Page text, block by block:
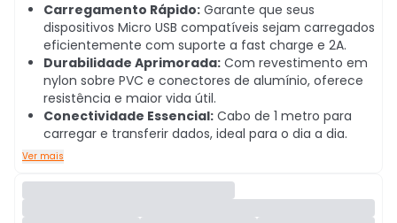
Carregamento Rápido: Garante que seus
dispositivos Micro USB compatíveis sejam carregados
eficientemente com suporte a fast charge e 2A.
Durabilidade Aprimorada: Com revestimento em
nylon sobre PVC e conectores de alumínio, oferece
resistência e maior vida útil.
Conectividade Essencial: Cabo de 1 metro para
carregar e transferir dados, ideal para o dia a dia.
Ver mais